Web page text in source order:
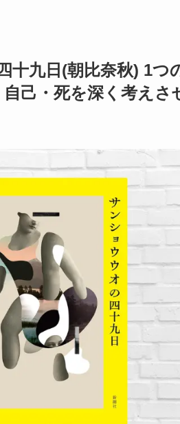
十九日(朝比奈秋) 1つ
己・死を深く考えさ